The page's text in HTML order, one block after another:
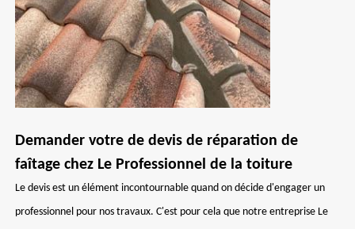
Demander votre de devis de réparation de
faîtage chez Le Professionnel de la toiture
Le devis est un élément incontournable quand on décide d'engager un
professionnel pour nos travaux. C'est pour cela que notre entreprise Le